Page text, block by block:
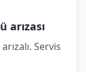
arızası
Servis